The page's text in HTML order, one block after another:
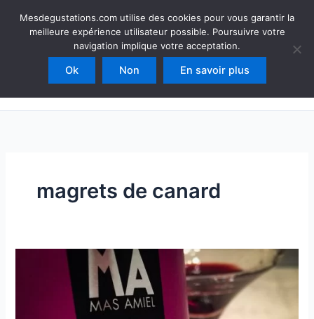
Mesdegustations
Dégustations, accords & autour du vin
Rechercher
magrets de canard
Mesdegustations.com utilise des cookies pour vous garantir la
meilleure expérience utilisateur possible. Poursuivre votre
navigation implique votre acceptation.
Ok Non En savoir plus